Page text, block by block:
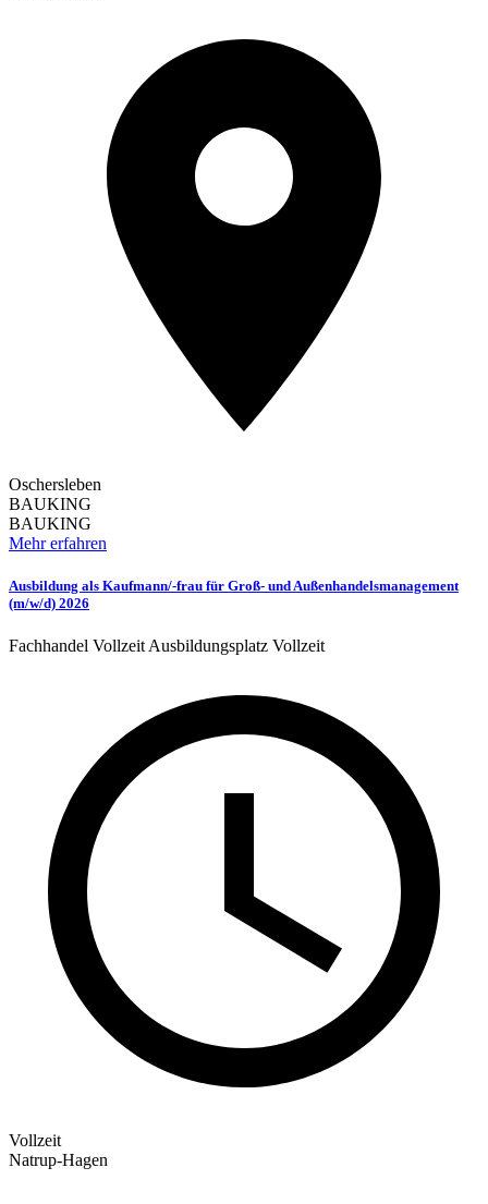
Oschersleben
BAUKING
BAUKING
Mehr erfahren
Ausbildung als Kaufmann/-frau für Groß- und Außenhandelsmanagement
(m/w/d) 2026
Fachhandel Vollzeit Ausbildungsplatz Vollzeit
Vollzeit
Natrup-Hagen